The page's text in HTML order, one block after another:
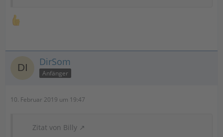
DirSom
Anfänger
10. Februar 2019 um 19:47
Zitat von Billy